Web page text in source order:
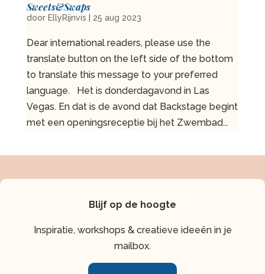
Sweets&Swaps
door EllyRijnvis 25 aug 2023
Dear international readers, please use the
translate button on the left side of the bottom
to translate this message to your preferred
language. Het is donderdagavond in Las
Vegas. En dat is de avond dat Backstage begint
met een openingsreceptie bij het Zwembad...
Blijf op de hoogte
Inspiratie, workshops & creatieve ideeën in je
mailbox.